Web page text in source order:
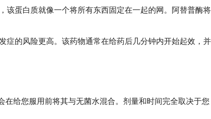
该蛋白质就像一个将所有东西固定在一起的网。阿替普酶将
症的风险更高。该药物通常在给药后几分钟内开始起效，并
给您服用前将其与无菌水混合。剂量和时间完全取决于您